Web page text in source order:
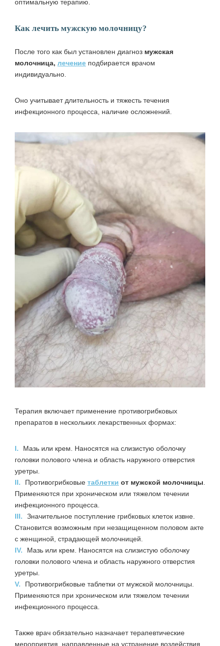
оптимальную терапию.
Как лечить мужскую молочницу?
После того как был установлен диагноз мужская
молочница, лечение подбирается врачом
индивидуально.
Оно учитывает длительность и тяжесть течения
инфекционного процесса, наличие осложнений.
Терапия включает применение противогрибковых
препаратов в нескольких лекарственных формах:
I.
Мазь или крем. Наносятся на слизистую оболочку
головки полового члена и область наружного отверстия
уретры.
II.
Противогрибковые таблетки от мужской молочницы
Применяются при хроническом или тяжелом течении
инфекционного процесса.
III.
Значительное поступление грибковых клеток извне.
Становится возможным при незащищенном половом акте
с женщиной, страдающей молочницей.
IV.
Мазь или крем. Наносятся на слизистую оболочку
головки полового члена и область наружного отверстия
уретры.
V.
Противогрибковые таблетки от мужской молочницы.
Применяются при хроническом или тяжелом течении
инфекционного процесса.
Также врач обязательно назначает терапевтические
мероприятия, направленные на устранение воздействия